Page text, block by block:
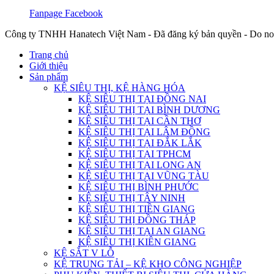
Fanpage Facebook
Công ty TNHH Hanatech Việt Nam - Đã đăng ký bản quyền - Do
Trang chủ
Giới thiệu
Sản phẩm
KỆ SIÊU THỊ, KỆ HÀNG HÓA
KỆ SIÊU THỊ TẠI ĐỒNG NAI
KỆ SIÊU THỊ TẠI BÌNH DƯƠNG
KỆ SIÊU THỊ TẠI CẦN THƠ
KỆ SIÊU THỊ TẠI LÂM ĐỒNG
KỆ SIÊU THỊ TẠI ĐẮK LẮK
KỆ SIÊU THỊ TẠI TPHCM
KỆ SIÊU THỊ TẠI LONG AN
KỆ SIÊU THỊ TẠI VŨNG TÀU
KỆ SIÊU THỊ BÌNH PHƯỚC
KỆ SIÊU THỊ TÂY NINH
KỆ SIÊU THỊ TIỀN GIANG
KỆ SIÊU THỊ ĐỒNG THÁP
KỆ SIÊU THỊ TẠI AN GIANG
KỆ SIÊU THỊ KIÊN GIANG
KỆ SẮT V LỖ
KỆ TRUNG TẢI – KỆ KHO CÔNG NGHIỆP